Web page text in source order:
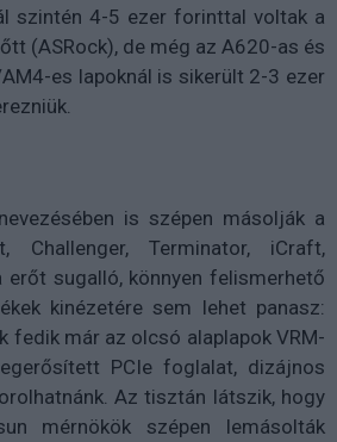
szintén 4-5 ezer forinttal voltak a
(ASRock), de még az A620-as és
es lapoknál is sikerült 2-3 ezer
is szépen másolják a
Challenger, Terminator, iCraft,
sugalló, könnyen felismerhető
kinézetére sem lehet panasz:
fedik már az olcsó alaplapok VRM-
PCIe foglalat, dizájnos
Az tisztán látszik, hogy
mérnökök szépen lemásolták